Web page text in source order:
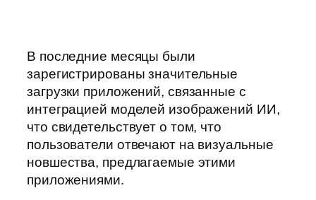
В последние месяцы были
зарегистрированы значительные
загрузки приложений, связанные с
интеграцией моделей изображений ИИ,
что свидетельствует о том, что
пользователи отвечают на визуальные
новшества, предлагаемые этими
приложениями.